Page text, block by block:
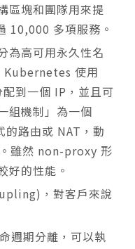
區塊和團隊用來提
10,000 多項服務。
為高可用永久性名
Kubernetes 使用
到一個 IP，並且可
組機制」為一個
路由或 NAT，動
雖然 non-proxy 形
好的性能。
，對客戶來說
週期分離，可以執